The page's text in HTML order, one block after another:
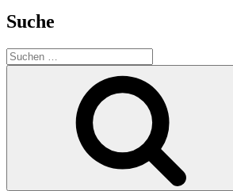
Suche
Suche
nach: